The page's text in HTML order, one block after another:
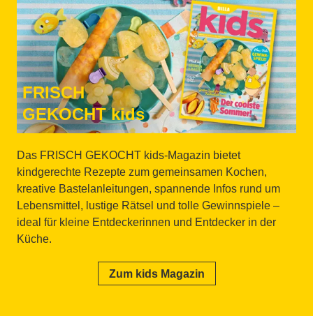
FRISCH
GEKOCHT kids
Das FRISCH GEKOCHT kids-Magazin bietet
kindgerechte Rezepte zum gemeinsamen Kochen,
kreative Bastelanleitungen, spannende Infos rund um
Lebensmittel, lustige Rätsel und tolle Gewinnspiele –
ideal für kleine Entdeckerinnen und Entdecker in der
Küche.
Zum kids Magazin